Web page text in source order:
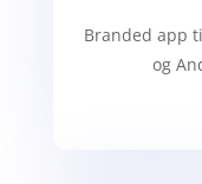
Branded app
og